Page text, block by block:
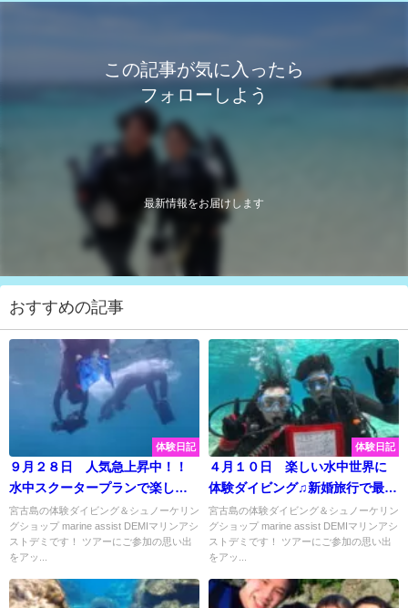
この記事が気に入ったら
フォローしよう
最新情報をお届けします
おすすめの記事
体験日記
９月２８日 人気急上昇中！！
水中スクータープランで楽しい
海の世界を探索してきました！
宮古島の体験ダイビング＆シュノーケリン
グショップ marine assist DEMIマリンアシ
ストデミです！ ツアーにご参加の思い出
をアッ...
体験日記
４月１０日 楽しい水中世界に
体験ダイビング♫新婚旅行で最高
の思い出作り♡
宮古島の体験ダイビング＆シュノーケリン
グショップ marine assist DEMIマリンアシ
ストデミです！ ツアーにご参加の思い出
をアッ...